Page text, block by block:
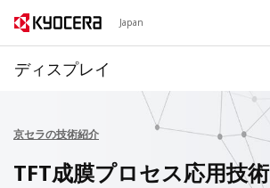
Japan
ディスプレイ
京セラの技術紹介
TFT成膜プロセス応用技術